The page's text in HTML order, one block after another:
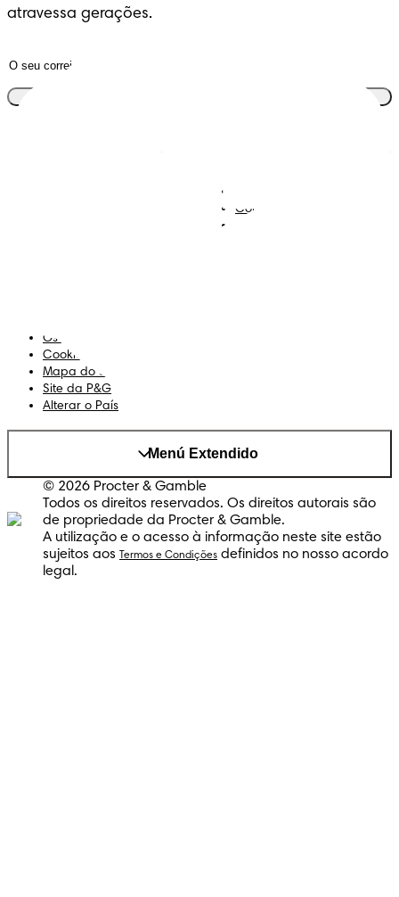
atravessa gerações.
Contacta-nos
Os Meus Dados
Cookies
Mapa do Site
Site da P&G
Alterar o País
Menú Extendido
© 2026 Procter & Gamble
Todos os direitos reservados. Os direitos autorais são
de propriedade da Procter & Gamble.
A utilização e o acesso à informação neste site estão
sujeitos aos
Termos e Condições definidos no nosso acordo
legal.